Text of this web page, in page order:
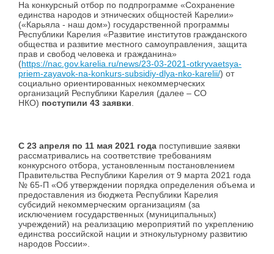
На конкурсный отбор по подпрограмме «Сохранение
единства народов и этнических общностей Карелии»
(«Карьяла - наш дом») государственной программы
Республики Карелия «Развитие институтов гражданского
общества и развитие местного самоуправления, защита
прав и свобод человека и гражданина»
(https://nac.gov.karelia.ru/news/23-03-2021-otkryvaetsya-
priem-zayavok-na-konkurs-subsidiy-dlya-nko-karelii/) от
социально ориентированных некоммерческих
организаций Республики Карелия (далее – СО
НКО) поступили 43 заявки.
С 23 апреля по 11 мая 2021 года поступившие заявки
рассматривались на соответствие требованиям
конкурсного отбора, установленным постановлением
Правительства Республики Карелия от 9 марта 2021 года
№ 65-П «Об утверждении порядка определения объема и
предоставления из бюджета Республики Карелия
субсидий некоммерческим организациям (за
исключением государственных (муниципальных)
учреждений) на реализацию мероприятий по укреплению
единства российской нации и этнокультурному развитию
народов России».